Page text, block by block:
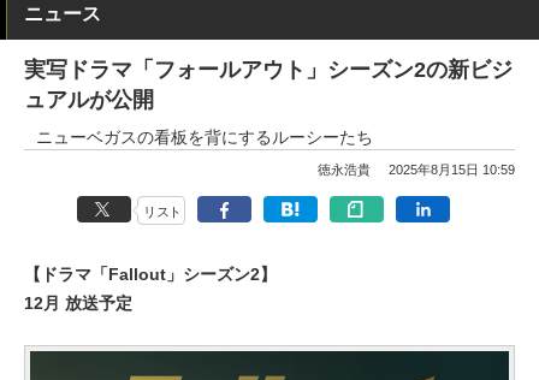
ニュース
実写ドラマ「フォールアウト」シーズン2の新ビジ
ュアルが公開
ニューベガスの看板を背にするルーシーたち
徳永浩貴 2025年8月15日 10:59
リスト
【ドラマ「Fallout」シーズン2】
12月 放送予定